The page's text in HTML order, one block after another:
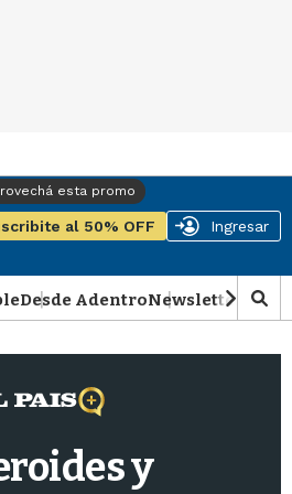
al 50% OFF Ingresar
Desde AdentroNewsletter
M
o
s
y